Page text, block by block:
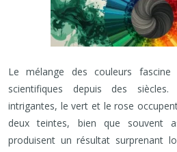
Le mélange des couleurs
scientifiques depuis des
intrigantes, le vert et le rose
deux teintes, bien que souvent
produisent un résultat surprenant